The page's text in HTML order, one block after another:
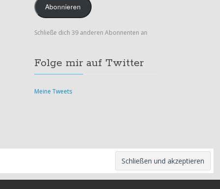
Abonnieren
Schließe dich 39 anderen Abonnenten an
Folge mir auf Twitter
Meine Tweets